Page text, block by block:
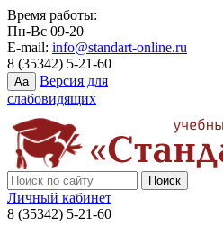
Время работы:
Пн-Вс 09-20
E-mail: info@standart-online.ru
8 (35342) 5-21-60
Aa
Версия для
слабовидящих
Личный кабинет
8 (35342) 5-21-60